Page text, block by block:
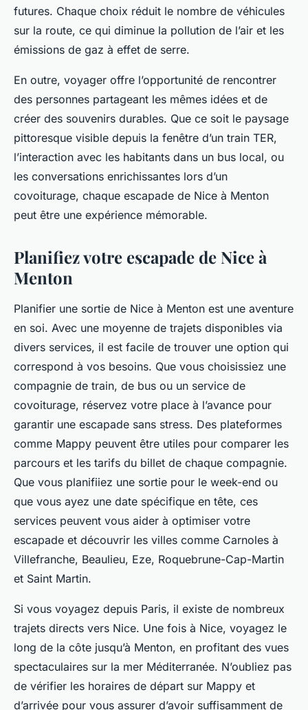
futures. Chaque choix réduit le nombre de véhicules
sur la route, ce qui diminue la pollution de l’air et les
émissions de gaz à effet de serre.
En outre, voyager offre l’opportunité de rencontrer
des personnes partageant les mêmes idées et de
créer des souvenirs durables. Que ce soit le paysage
pittoresque visible depuis la fenêtre d’un train TER,
l’interaction avec les habitants dans un bus local, ou
les conversations enrichissantes lors d’un
covoiturage, chaque escapade de Nice à Menton
peut être une expérience mémorable.
Planifiez votre escapade de Nice à
Menton
Planifier une sortie de Nice à Menton est une aventure
en soi. Avec une moyenne de trajets disponibles via
divers services, il est facile de trouver une option qui
correspond à vos besoins. Que vous choisissiez une
compagnie de train, de bus ou un service de
covoiturage, réservez votre place à l’avance pour
garantir une escapade sans stress. Des plateformes
comme Mappy peuvent être utiles pour comparer les
parcours et les tarifs du billet de chaque compagnie.
Que vous planifiiez une sortie pour le week-end ou
que vous ayez une date spécifique en tête, ces
services peuvent vous aider à optimiser votre
escapade et découvrir les villes comme Carnoles à
Villefranche, Beaulieu, Eze, Roquebrune-Cap-Martin
et Saint Martin.
Si vous voyagez depuis Paris, il existe de nombreux
trajets directs vers Nice. Une fois à Nice, voyagez le
long de la côte jusqu’à Menton, en profitant des vues
spectaculaires sur la mer Méditerranée. N’oubliez pas
de vérifier les horaires de départ sur Mappy et
d’arrivée pour vous assurer d’avoir suffisamment de